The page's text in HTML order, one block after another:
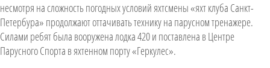
несмотря на сложность погодных условий яхтсмены «яхт клуба Санкт-
Петербура» продолжают оттачивать технику на парусном тренажере.
Силами ребят была вооружена лодка 420 и поставлена в Центре
Парусного Спорта в яхтенном порту «Геркулес».